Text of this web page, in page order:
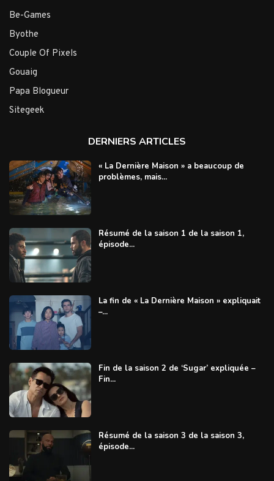
Be-Games
Byothe
Couple Of Pixels
Gouaig
Papa Blogueur
Sitegeek
DERNIERS ARTICLES
« La Dernière Maison » a beaucoup de
problèmes, mais...
Résumé de la saison 1 de la saison 1,
épisode...
La fin de « La Dernière Maison » expliquait
–...
Fin de la saison 2 de ‘Sugar’ expliquée –
Fin...
Résumé de la saison 3 de la saison 3,
épisode...